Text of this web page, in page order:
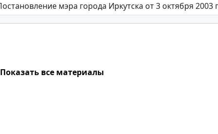
Показать все материалы